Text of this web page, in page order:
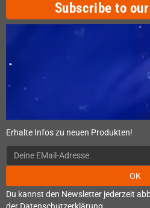
Subscribe to
Erhalte Infos zu neuen Produkten!
OK
Du kannst den Newsletter jederzeit